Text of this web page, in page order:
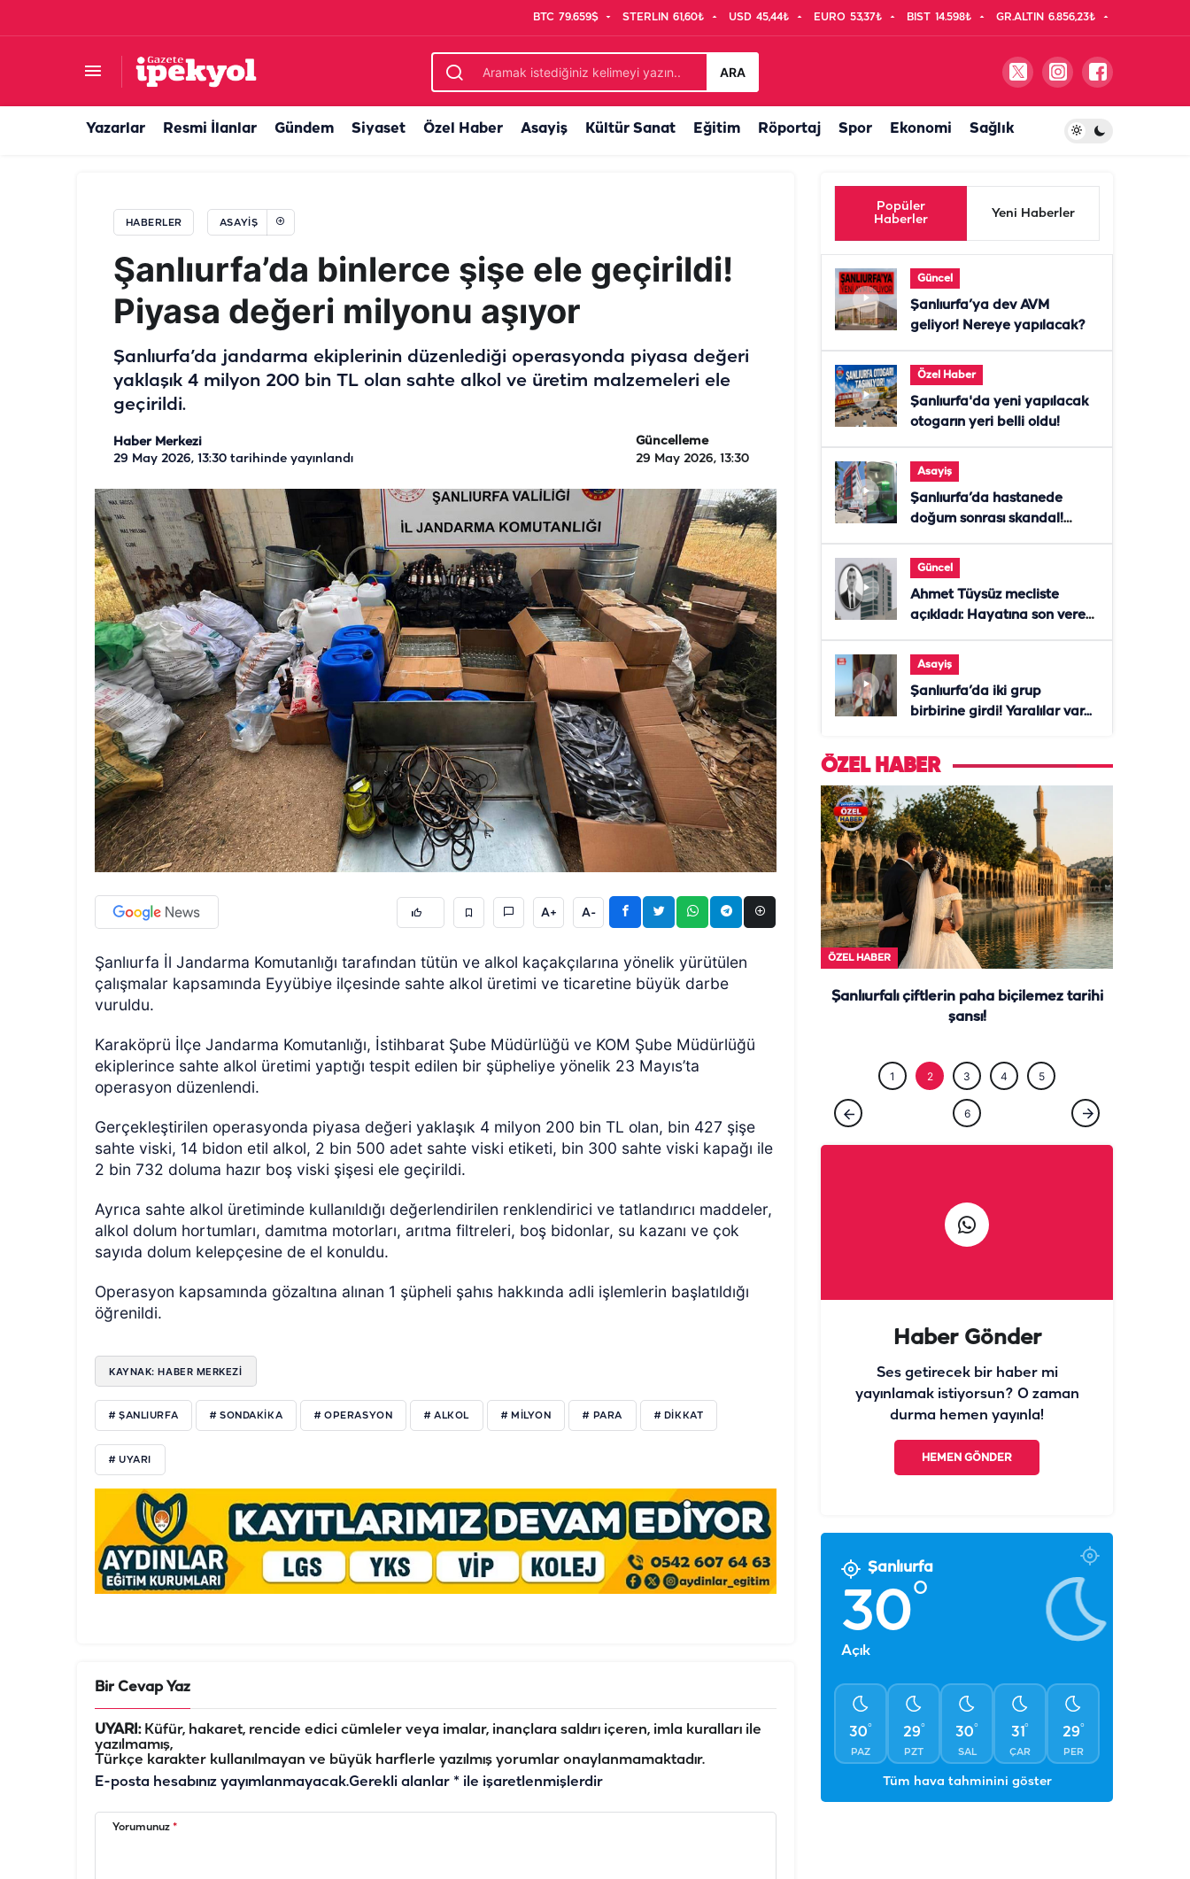
BTC 79.659$ STERLIN 61,60₺ USD 45,44₺ EURO 53,37₺ BIST 14.598₺ GR.ALTIN 6.856,23₺
ARA
Yazarlar Resmi İlanlar Gündem Siyaset Özel Haber Asayiş Kültür Sanat Eğitim Röportaj Spor Ekonomi Sağlık
HABERLER ASAYIŞ
Şanlıurfa’da binlerce şişe ele geçirildi!
Piyasa değeri milyonu aşıyor
Şanlıurfa’da jandarma ekiplerinin düzenlediği operasyonda piyasa değeri
yaklaşık 4 milyon 200 bin TL olan sahte alkol ve üretim malzemeleri ele
geçirildi.
Haber Merkezi
29 May 2026, 13:30 tarihinde yayınlandı
Güncelleme
29 May 2026, 13:30
A+ A-
Şanlıurfa İl Jandarma Komutanlığı tarafından tütün ve alkol kaçakçılarına yönelik yürütülen
çalışmalar kapsamında Eyyübiye ilçesinde sahte alkol üretimi ve ticaretine büyük darbe
vuruldu.
Karaköprü İlçe Jandarma Komutanlığı, İstihbarat Şube Müdürlüğü ve KOM Şube Müdürlüğü
ekiplerince sahte alkol üretimi yaptığı tespit edilen bir şüpheliye yönelik 23 Mayıs’ta
operasyon düzenlendi.
Gerçekleştirilen operasyonda piyasa değeri yaklaşık 4 milyon 200 bin TL olan, bin 427 şişe
sahte viski, 14 bidon etil alkol, 2 bin 500 adet sahte viski etiketi, bin 300 sahte viski kapağı ile
2 bin 732 doluma hazır boş viski şişesi ele geçirildi.
Ayrıca sahte alkol üretiminde kullanıldığı değerlendirilen renklendirici ve tatlandırıcı maddeler,
alkol dolum hortumları, damıtma motorları, arıtma filtreleri, boş bidonlar, su kazanı ve çok
sayıda dolum kelepçesine de el konuldu.
Operasyon kapsamında gözaltına alınan 1 şüpheli şahıs hakkında adli işlemlerin başlatıldığı
öğrenildi.
KAYNAK: HABER MERKEZİ
# ŞANLIURFA # SONDAKIKA # OPERASYON # ALKOL # MILYON # PARA # DIKKAT
# UYARI
Bir Cevap Yaz
UYARI:Küfür, hakaret, rencide edici cümleler veya imalar, inançlara saldırı içeren, imla kuralları ile
yazılmamış,
Türkçe karakter kullanılmayan ve büyük harflerle yazılmış yorumlar onaylanmamaktadır.
E-posta hesabınız yayımlanmayacak.Gerekli alanlar * ile işaretlenmişlerdir
Yorumunuz *
Popüler
Haberler
Yeni Haberler
Güncel
Şanlıurfa’ya dev AVM
geliyor! Nereye yapılacak?
Özel Haber
Şanlıurfa'da yeni yapılacak
otogarın yeri belli oldu!
Asayiş
Şanlıurfa’da hastanede
doğum sonrası skandal!
Güncel
Ahmet Tüysüz mecliste
açıkladı: Hayatına son veren
ölmezdim" notunu bıraktı
Asayiş
Şanlıurfa’da iki grup
birbirine girdi! Yaralılar var...
ÖZEL HABER
ÖZEL HABER ÖZEL HABER
Şanlıurfalı çiftlerin paha biçilemez tarihi
şansı!
1 2 3 4 5
6
Haber Gönder
Ses getirecek bir haber mi
yayınlamak istiyorsun? O zaman
durma hemen yayınla!
HEMEN GÖNDER
Şanlıurfa
30°
Açık
30°
PAZ
29°
PZT
30°
SAL
31°
ÇAR
29°
PER
Tüm hava tahminini göster